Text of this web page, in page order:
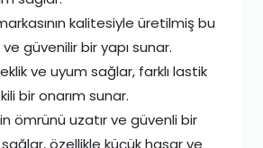
kalitesiyle üretilmiş bu
ve güvenilir bir yapı sunar.
ve uyum sağlar, farklı lastik
bir onarım sunar.
ömrünü uzatır ve güvenli bir
özellikle küçük hasar ve